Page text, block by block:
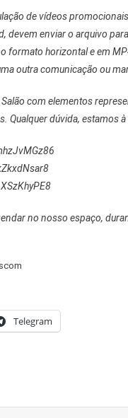
de vídeos
devem enviar o arquivo
formato horizontal e em
outra comunicação ou
com elementos
Qualquer dúvida, estamos
no nosso espaço,
Telegram